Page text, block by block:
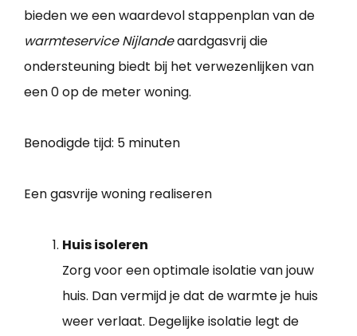
bieden we een waardevol stappenplan van de
warmteservice Nijlandeaardgasvrij die
ondersteuning biedt bij het verwezenlijken van
een 0 op de meter woning.
Benodigde tijd: 5 minuten
Een gasvrije woning realiseren
Huis isoleren
Zorg voor een optimale isolatie van jouw
huis. Dan vermijd je dat de warmte je huis
weer verlaat. Degelijke isolatie legt de